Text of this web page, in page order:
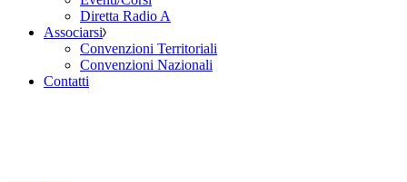
Diretta Radio A
Associarsi
Convenzioni Territoriali
Convenzioni Nazionali
Contatti